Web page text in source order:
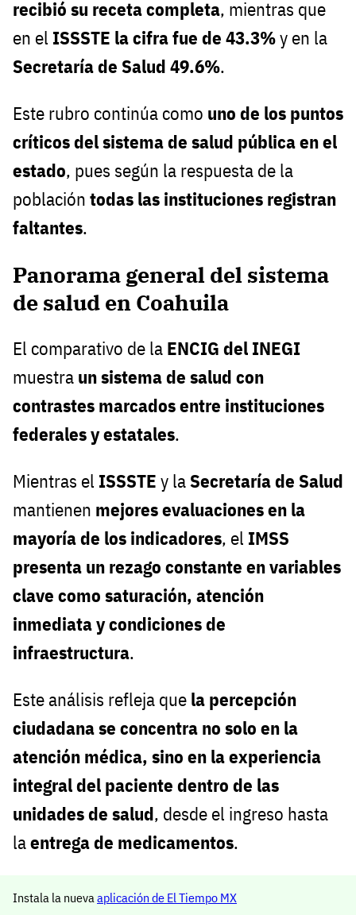
recibió su receta completa, mientras que
en el ISSSTE la cifra fue de 43.3%y en la
Secretaría de Salud 49.6%.
Este rubro continúa como uno de los puntos
críticos del sistema de salud pública en el
estado, pues según la respuesta de la
población todas las instituciones registran
faltantes.
Panorama general del sistema
de salud en Coahuila
El comparativo de la ENCIG del INEGI
muestra un sistema de salud con
contrastes marcados entre instituciones
federales y estatales.
Mientras el ISSSTE y laSecretaría de Salud
mantienen mejores evaluaciones en la
mayoría de los indicadores, el IMSS
presenta un rezago constante en variables
clave como saturación, atención
inmediata y condiciones de
infraestructura.
Este análisis refleja que la percepción
ciudadana se concentra no solo en la
atención médica, sino en la experiencia
integral del paciente dentro de las
unidades de salud, desde el ingreso hasta
laentrega de medicamentos.
Instala la nueva aplicación de El Tiempo MX